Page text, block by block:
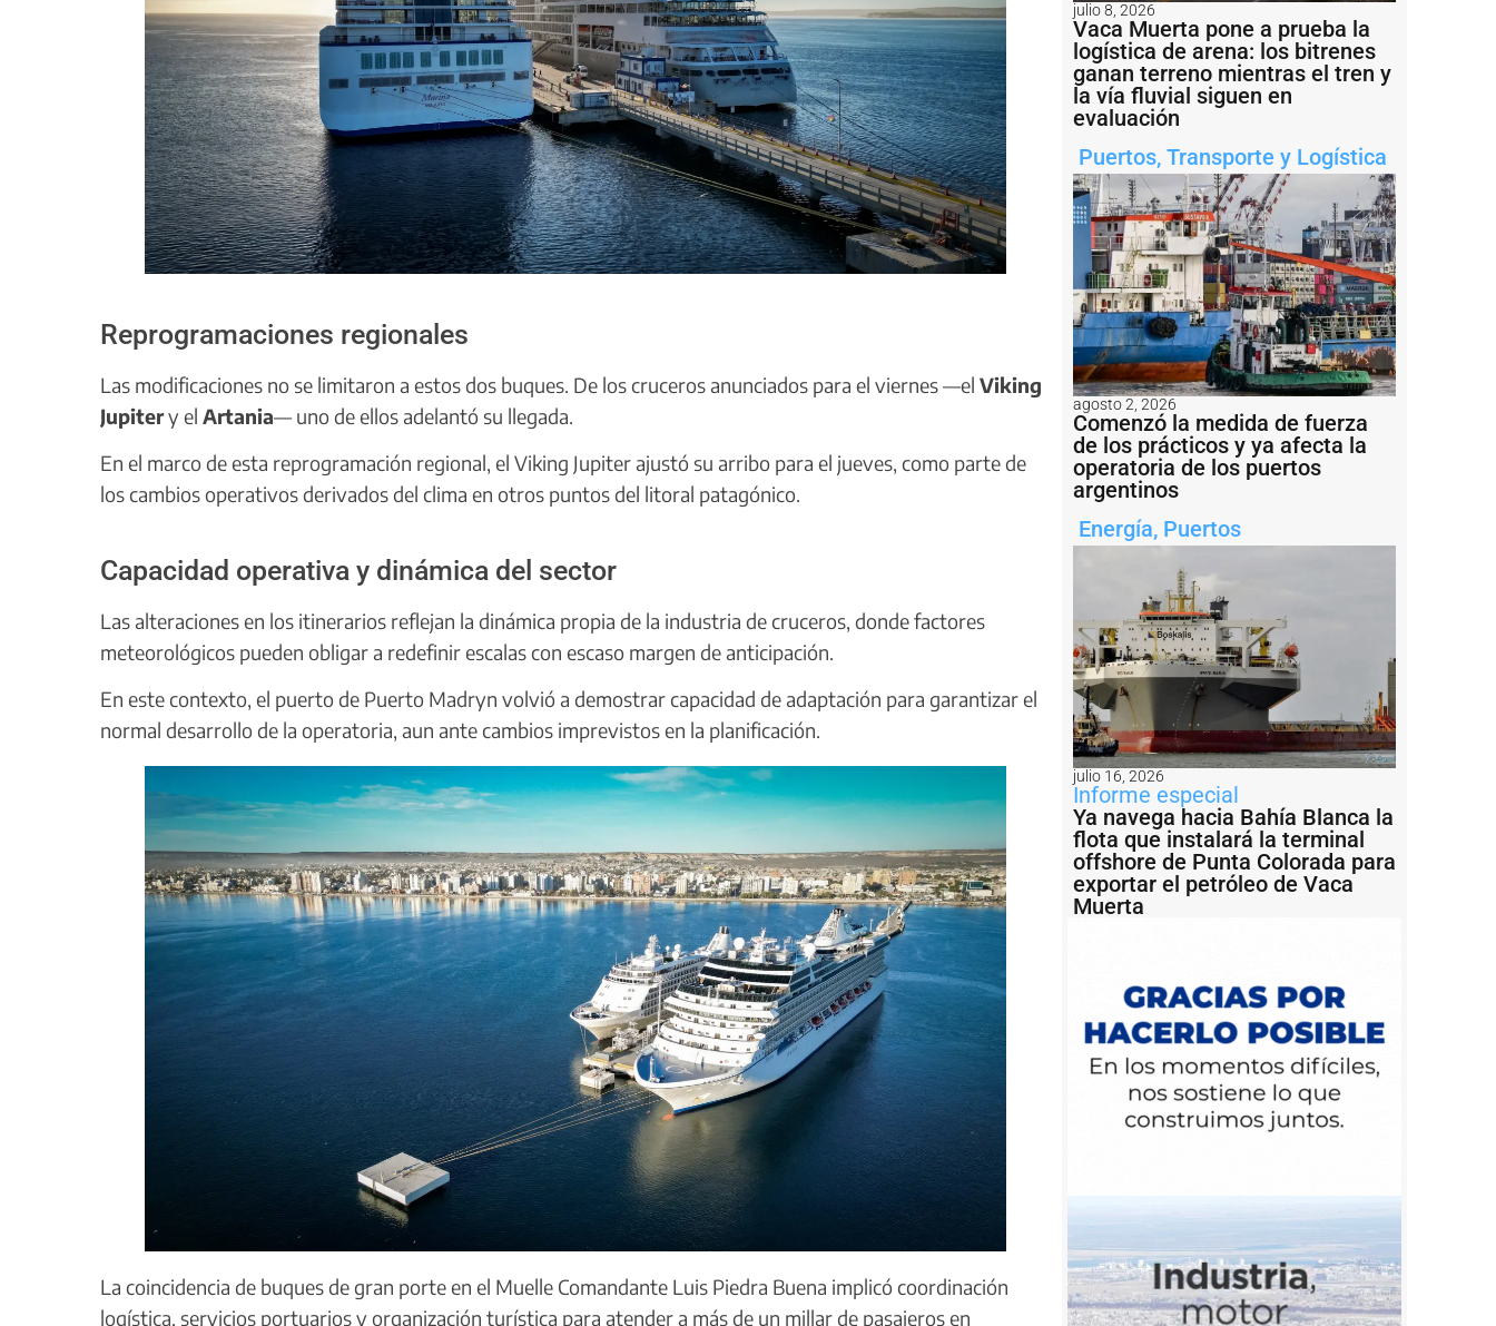
Reprogramaciones regionales
Las modificaciones no se limitaron a estos dos buques. De los cruceros anunciados para el viernes —el Viking
Jupitery el Artania— uno de ellos adelantó su llegada.
En el marco de esta reprogramación regional, el Viking Jupiter ajustó su arribo para el jueves, como parte de
los cambios operativos derivados del clima en otros puntos del litoral patagónico.
Capacidad operativa y dinámica del sector
Las alteraciones en los itinerarios reflejan la dinámica propia de la industria de cruceros, donde factores
meteorológicos pueden obligar a redefinir escalas con escaso margen de anticipación.
En este contexto, el puerto de Puerto Madryn volvió a demostrar capacidad de adaptación para garantizar el
normal desarrollo de la operatoria, aun ante cambios imprevistos en la planificación.
La coincidencia de buques de gran porte en el Muelle Comandante Luis Piedra Buena implicó coordinación
logística, servicios portuarios y organización turística para atender a más de un millar de pasajeros en
julio 8, 2026
Vaca Muerta pone a prueba la
logística de arena: los bitrenes
ganan terreno mientras el tren y
la vía fluvial siguen en
evaluación
Puertos, Transporte y Logística
agosto 2, 2026
Comenzó la medida de fuerza
de los prácticos y ya afecta la
operatoria de los puertos
argentinos
Energía, Puertos
julio 16, 2026
Informe especial
Ya navega hacia Bahía Blanca la
flota que instalará la terminal
offshore de Punta Colorada para
exportar el petróleo de Vaca
Muerta